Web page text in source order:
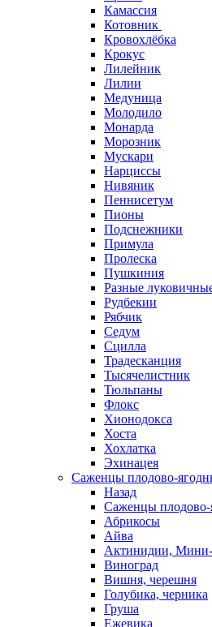
Камассия
Котовник
Кровохлёбка
Крокус
Лилейник
Лилии
Медуница
Молодило
Монарда
Морозник
Мускари
Нарциссы
Нивяник
Пеннисетум
Пионы
Подснежники
Примула
Пролеска
Пушкиния
Разные
Рудбекии
Рябчик
Седум
Сцилла
Традесканция
Тысячелистник
Тюльпаны
Флокс
Хионодокса
Хоста
Хохлатка
Эхинацея
Саженцы плодово-
Назад
Саженцы плодово-
Абрикосы
Айва
Актинидии,
Виноград
Вишня, черешня
Голубика, черника
Груша
Ежевика